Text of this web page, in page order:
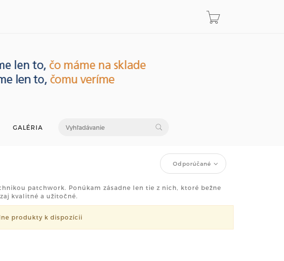
GALÉRIA
Odporúčané
patchwork. Ponúkam zásadne len tie z nich, ktoré bežne
kvalitné a užitočné.
produkty k dispozícii